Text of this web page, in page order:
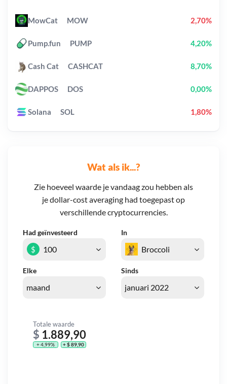
Wat als ik...?
Zie hoeveel waarde je vandaag zou hebben als
je dollar-cost averaging had toegepast op
verschillende cryptocurrencies.
Had geïnvesteerd In
Elke Sinds
$
Totale waarde
$ 1.889,90
+ 4,99% + $ 89,90
MowCat MOW 2,70%
Pump.fun PUMP 4,20%
Cash Cat CASHCAT 8,70%
DAPPOS DOS 0,00%
Solana SOL 1,80%